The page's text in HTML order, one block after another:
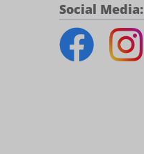
Social Media: